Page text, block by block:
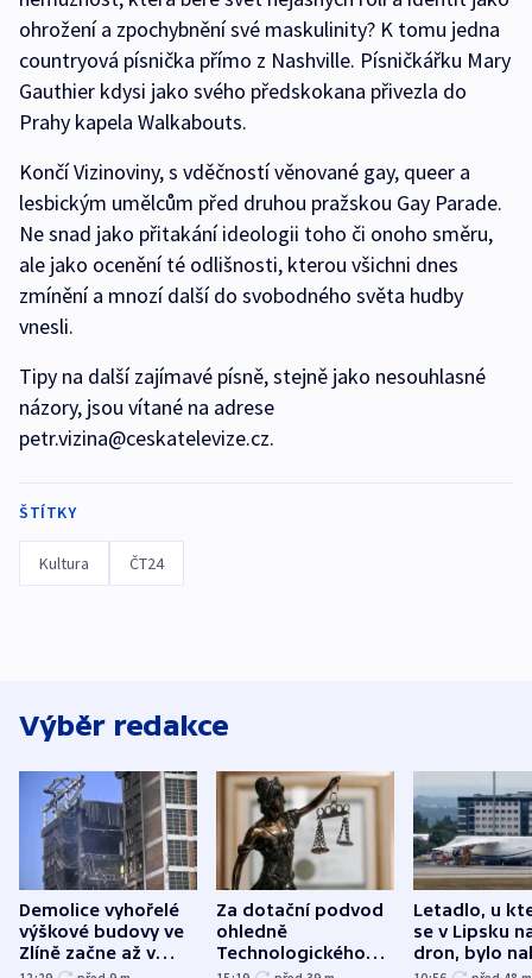
ohrožení a zpochybnění své maskulinity? K tomu jedna
countryová písnička přímo z Nashville. Písničkářku Mary
Gauthier kdysi jako svého předskokana přivezla do
Prahy kapela Walkabouts.
Končí Vizinoviny, s vděčností věnované gay, queer a
lesbickým umělcům před druhou pražskou Gay Parade.
Ne snad jako přitakání ideologii toho či onoho směru,
ale jako ocenění té odlišnosti, kterou všichni dnes
zmínění a mnozí další do svobodného světa hudby
vnesli.
Tipy na další zajímavé písně, stejně jako nesouhlasné
názory, jsou vítané na adrese
petr.vizina@ceskatelevize.cz.
ŠTÍTKY
Kultura ČT24
Výběr redakce
Demolice vyhořelé
výškové budovy ve
Zlíně začne až v
následujících dnech
Za dotační podvod
ohledně
Technologického
parku poslal soud
Letadlo, u
se v Lipsku
dron, bylo
municí, píší